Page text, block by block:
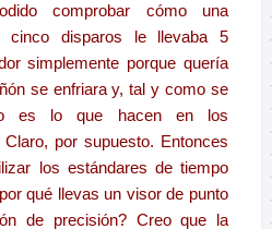
comprobar cómo una
cinco disparos le llevaba 5
simplemente porque quería
se enfriara y, tal y como se
es lo que hacen en los
Claro, por supuesto. Entonces
los estándares de tiempo
qué llevas un visor de punto
de precisión? Creo que la